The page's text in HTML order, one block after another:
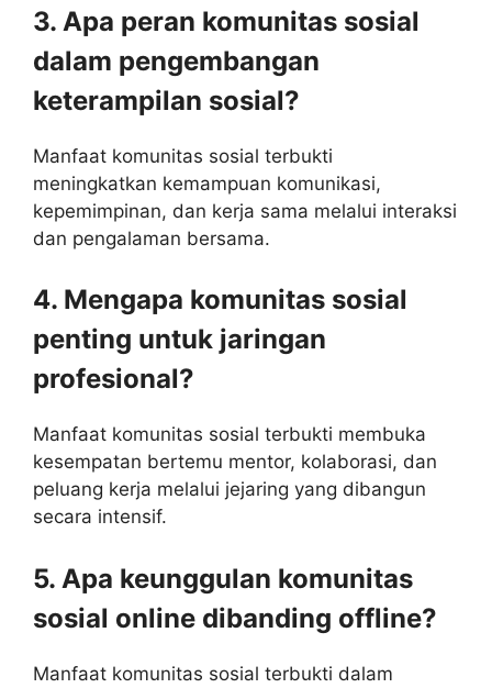
3. Apa peran komunitas sosial
dalam pengembangan
keterampilan sosial?
Manfaat komunitas sosial terbukti
meningkatkan kemampuan komunikasi,
kepemimpinan, dan kerja sama melalui interaksi
dan pengalaman bersama.
4. Mengapa komunitas sosial
penting untuk jaringan
profesional?
Manfaat komunitas sosial terbukti membuka
kesempatan bertemu mentor, kolaborasi, dan
peluang kerja melalui jejaring yang dibangun
secara intensif.
5. Apa keunggulan komunitas
sosial online dibanding offline?
Manfaat komunitas sosial terbukti dalam